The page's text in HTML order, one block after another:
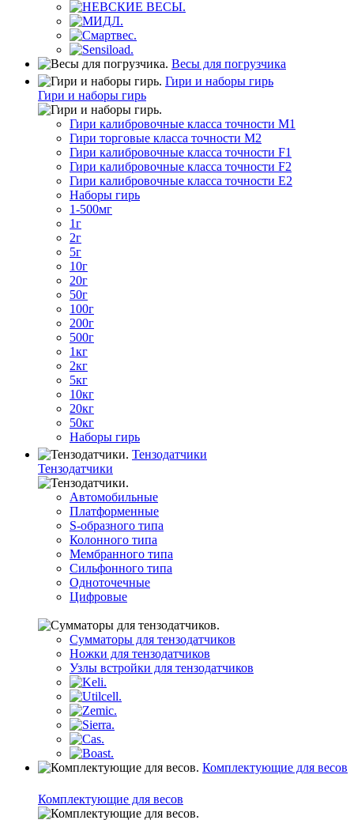
Весы для погрузчика
Гири и наборы гирь
Гири и наборы гирь
Гири калибровочные класса точности M1
Гири торговые класса точности M2
Гири калибровочные класса точности F1
Гири калибровочные класса точности F2
Гири калибровочные класса точности E2
Наборы гирь
1-500мг
1г
2г
5г
10г
20г
50г
100г
200г
500г
1кг
2кг
5кг
10кг
20кг
50кг
Наборы гирь
Тензодатчики
Тензодатчики
Автомобильные
Платформенные
S-образного типа
Колонного типа
Мембранного типа
Сильфонного типа
Одноточечные
Цифровые
Сумматоры для тензодатчиков
Ножки для тензодатчиков
Узлы встройки для тензодатчиков
Комплектующие для весов
Комплектующие для весов